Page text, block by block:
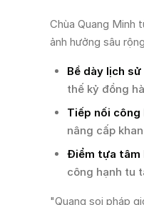
Chùa Quang Minh
ảnh hưởng sâu
Bề dày lịch
thế kỷ đồng
Tiếp nối công
nâng cấp
Điểm tựa tâm
công hạnh tu
"Quang soi pháp